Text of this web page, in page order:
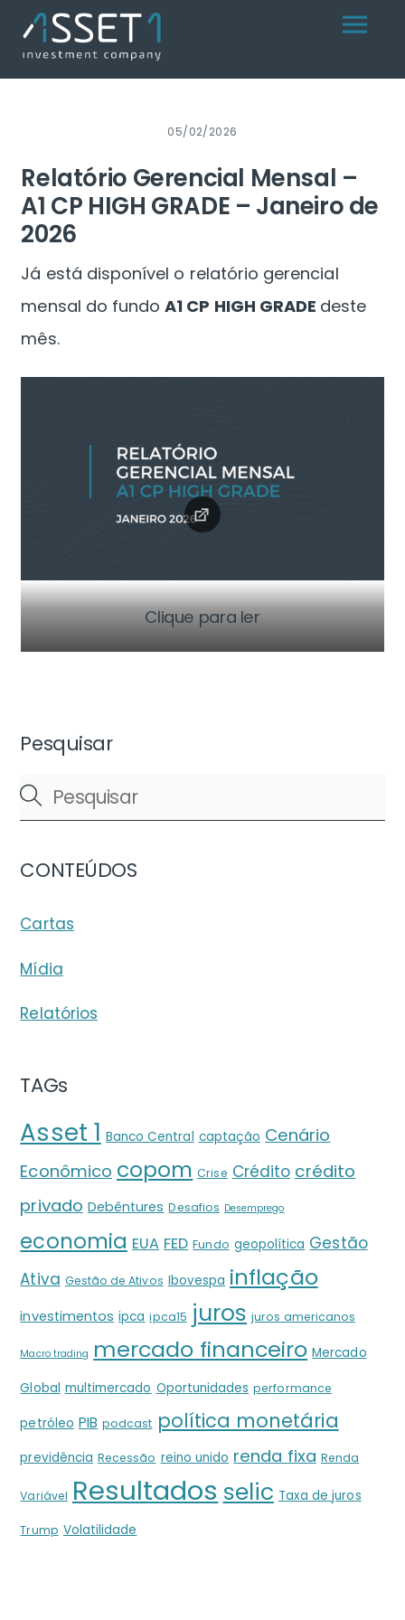
content
Menu
05/02/2026
Relatório Gerencial Mensal –
A1 CP HIGH GRADE – Janeiro de
2026
Já está disponível o relatório gerencial
mensal do fundoA1 CP HIGH GRADE deste
mês.
Clique para ler
Pesquisar
CONTEÚDOS
Cartas
Mídia
Relatórios
TAGs
Asset 1 Banco Central captação Cenário
Econômico copom Crise Crédito crédito
privado Debêntures Desafios Desemprego
economia EUA FED Fundo geopolítica Gestão
Ativa Gestão de Ativos Ibovespa inflação
investimentos ipca ipca15 juros juros americanos
Macro trading mercado financeiro Mercado
Global multimercado Oportunidades performance
petróleo PIB podcast política monetária
previdência Recessão reino unido renda fixa Renda
Variável Resultados selic Taxa de juros
Trump Volatilidade